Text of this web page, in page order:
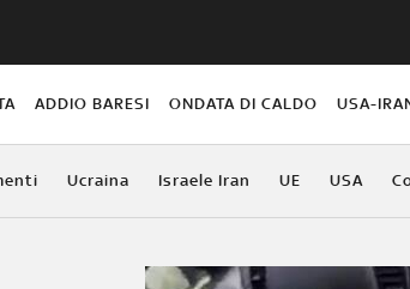
ADDIO BARESI ONDATA DI CALDO USA-
Ucraina Israele Iran UE USA